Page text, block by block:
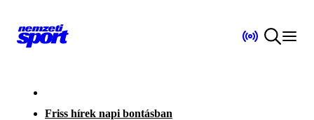
Friss hírek napi bontásban